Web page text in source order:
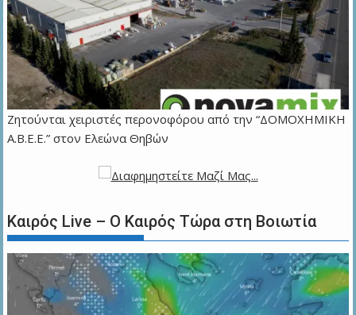
Ζητούνται χειριστές περονοφόρου από την “ΔΟΜΟΧΗΜΙΚΗ
Α.Β.Ε.Ε.” στον Ελεώνα Θηβών
Καιρός Live – Ο Καιρός Τώρα στη Βοιωτία